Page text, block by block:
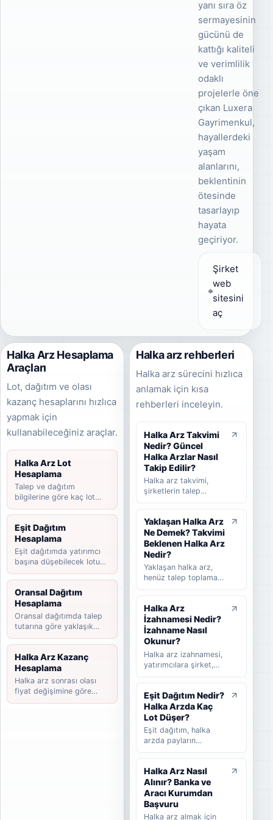
yanı sıra öz
sermayesinin
gücünü de
kattığı kaliteli
ve verimlilik
odaklı
projelerle öne
çıkan Luxera
Gayrimenkul,
hayallerdeki
yaşam
alanlarını,
beklentinin
ötesinde
tasarlayıp
hayata
geçiriyor.
Şirket
web
sitesini
aç
Halka Arz Hesaplama
Araçları
Lot, dağıtım ve olası
kazanç hesaplarını hızlıca
yapmak için
kullanabileceğiniz araçlar.
Halka Arz Lot
Hesaplama
Talep ve dağıtım
bilgilerine göre kaç lot
düşebileceğini hesaplayın.
Eşit Dağıtım
Hesaplama
Eşit dağıtımda yatırımcı
başına düşebilecek lotu
tahmin edin.
Oransal Dağıtım
Hesaplama
Oransal dağıtımda talep
tutarına göre yaklaşık
payınızı hesaplayın.
Halka Arz Kazanç
Hesaplama
Halka arz sonrası olası
fiyat değişimine göre
kazanç senaryosunu
Halka arz rehberleri
Halka arz sürecini hızlıca
anlamak için kısa
rehberleri inceleyin.
Halka Arz Takvimi
Nedir? Güncel
Halka Arzlar Nasıl
Takip Edilir?
Halka arz takvimi,
şirketlerin talep
dağıtım yöntemini,
beklenen ve
tamamlanan halka arz
süreçlerini takip
etmeye yardımcı olan
rehber niteliğinde bir
listedir. Bu yazıda
nedir, nasıl okunur,
hangi bilgilere dikkat
edilmelidir ve
yatırımcılar güncel
halka arzları takip
ederken nelere
bakmalıdır sade
Yaklaşan Halka Arz
Ne Demek? Takvimi
Beklenen Halka Arz
Nedir?
Yaklaşan halka arz,
henüz talep toplama
tarafından takip
edilen şirketleri ifade
eder. Takvimi
beklenen halka arz ise
başvuru veya hazırlık
sürecinde olup talep
toplama tarihi henüz
şirketler için kullanılır.
Bu rehberde yaklaşan
halka arz, beklenen
halka arz, takvimi
beklenen halka arz ve
talep toplama
anlatılır.
Halka Arz
İzahnamesi Nedir?
İzahname Nasıl
Okunur?
Halka arz izahnamesi,
yatırımcılara şirket,
riskler, fon kullanım
yeri ve satış süreci
hakkında bilgi veren
temel kamuyu
aydınlatma belgesidir.
Bu rehberde
olduğunu, hangi
bölümlerin dikkatle
okunması gerektiğini,
SPK onayının ne
anlama geldiğini ve
Eşit Dağıtım Nedir?
Halka Arzda Kaç
Lot Düşer?
Eşit dağıtım, halka
arzda payların
dengeli şekilde
dağıtılmasını ifade
eder. Bu rehberde eşit
dağıtımın nasıl
çalıştığını, oransal
Halka Arz Nasıl
Alınır? Banka ve
Aracı Kurumdan
Başvuru
Halka arz almak için